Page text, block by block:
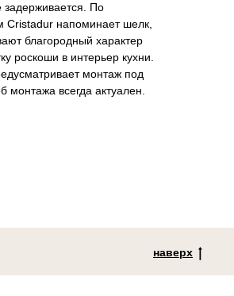
задерживается. По
напоминает шелк,
благородный характер
роскоши в интерьер кухни.
монтаж под
монтажа всегда актуален.
наверх